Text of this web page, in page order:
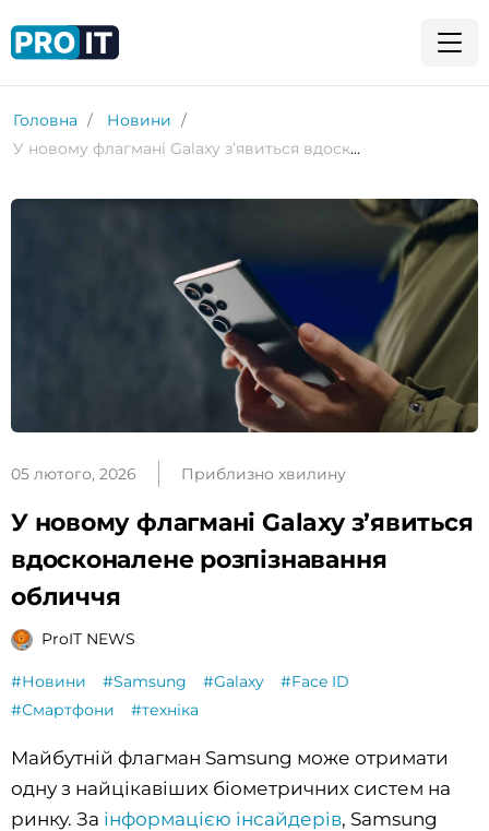
Головна
Новини
У новому флагмані Galaxy з’явиться вдосконалене розпізнавання обличчя
05 лютого, 2026 Приблизно хвилину
У новому флагмані Galaxy з’явиться
вдосконалене розпізнавання
обличчя
ProIT NEWS
#Новини #Samsung #Galaxy
#Face ID
#Смартфони
#техніка
Майбутній флагман Samsung може отримати
одну з найцікавіших біометричних систем на
ринку. За інформацією інсайдерів, Samsung